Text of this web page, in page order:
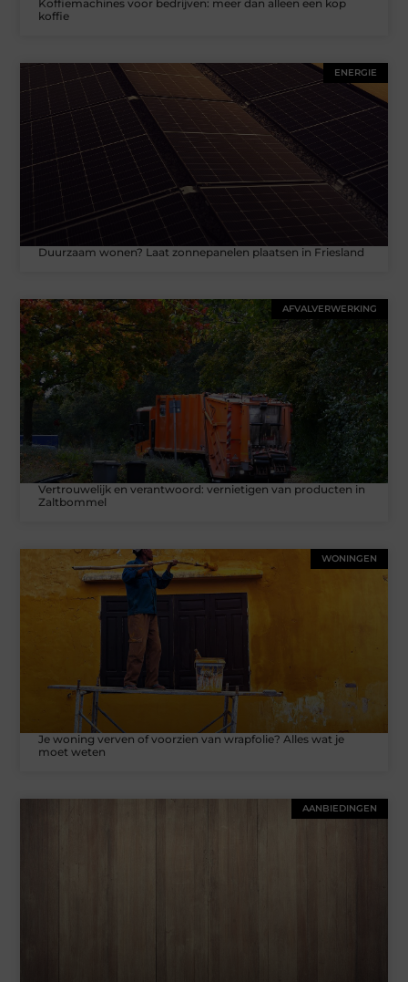
Koffiemachines voor bedrijven: meer dan alleen een kop
koffie
ENERGIE
Duurzaam wonen? Laat zonnepanelen plaatsen in Friesland
AFVALVERWERKING
Vertrouwelijk en verantwoord: vernietigen van producten in
Zaltbommel
WONINGEN
Je woning verven of voorzien van wrapfolie? Alles wat je
moet weten
AANBIEDINGEN